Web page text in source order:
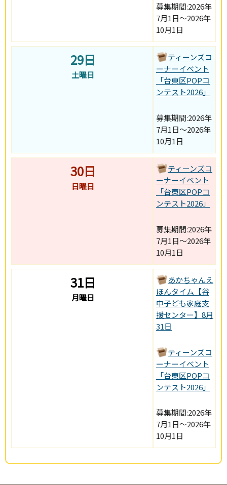
募集期間:2026年
7月1日～2026年
10月1日
29日
土曜日
ティーンズコ
ーナーイベント
「台東区POPコ
ンテスト2026」
募集期間:2026年
7月1日～2026年
10月1日
30日
日曜日
ティーンズコ
ーナーイベント
「台東区POPコ
ンテスト2026」
募集期間:2026年
7月1日～2026年
10月1日
31日
月曜日
あかちゃんえ
ほんタイム【谷
中子ども家庭支
援センター】8月
31日
ティーンズコ
ーナーイベント
「台東区POPコ
ンテスト2026」
募集期間:2026年
7月1日～2026年
10月1日